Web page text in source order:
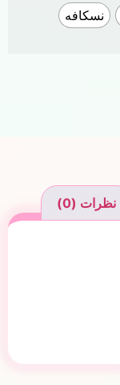
نسکافه
نظرات (0)